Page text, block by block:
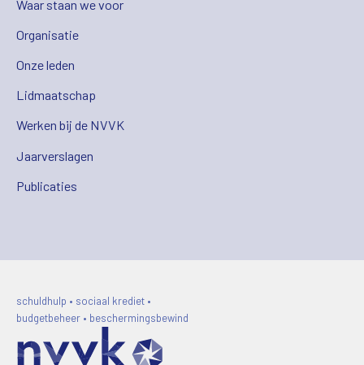
Waar staan we voor
Organisatie
Onze leden
Lidmaatschap
Werken bij de NVVK
Jaarverslagen
Publicaties
schuldhulp • sociaal krediet •
budgetbeheer • beschermingsbewind